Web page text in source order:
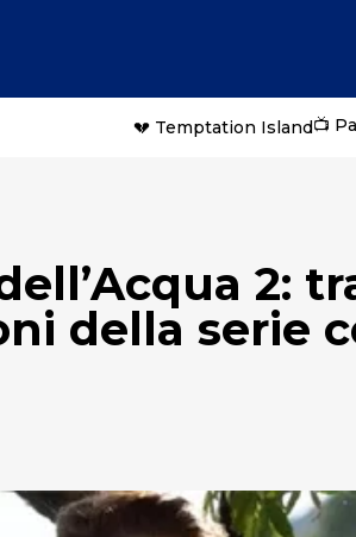
💔 Temptation Island📺
2:
della serie